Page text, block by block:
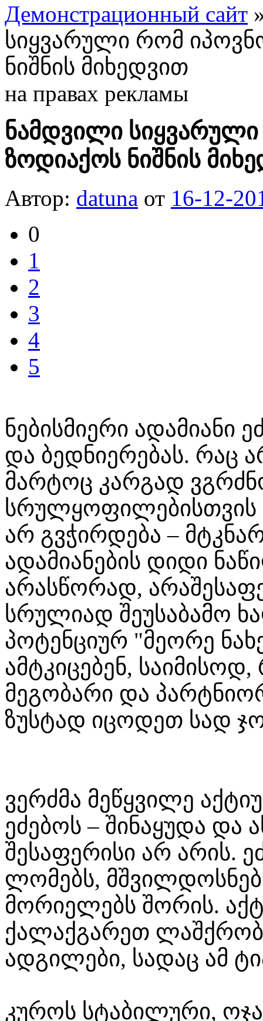
Демонстрационный сайт
სიყვარული რომ
ნიშნის მიხედვით
на правах рекламы
ნამდვილი
ზოდიაქოს ნიშნის
Автор: datuna от 16-12-
0
1
2
3
4
5
ნებისმიერი ადამიანი
და ბედნიერებას. რაც
მარტოც კარგად
სრულყოფილებისთვის
არ გვჭირდება –
ადამიანების დიდი
არასწორად,
სრულიად შეუსაბამო
პოტენციურ "მეორე
ამტკიცებენ,
მეგობარი და
ზუსტად იცოდეთ სად
ვერძმა მეწყვილე
ეძებოს – შინაყუდა და
შესაფერისი არ არის.
ლომებს,
მორიელებს შორის.
ქალაქგარეთ
ადგილები, სადაც ამ
კუროს სტაბილური,